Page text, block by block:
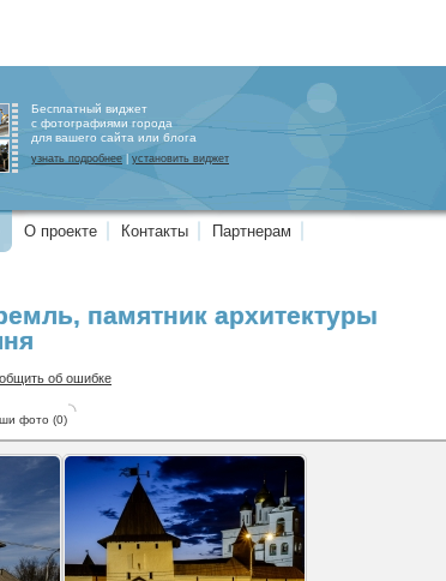
Бесплатный виджет
с фотографиями города
для вашего сайта или блога
узнать подробнее установить виджет
О проекте Контакты
Партнерам
, памятник архитектуры
об ошибке
фото (0)